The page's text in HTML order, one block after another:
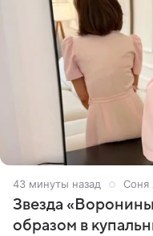
43 минуты назад Соня
Звезда
образом в